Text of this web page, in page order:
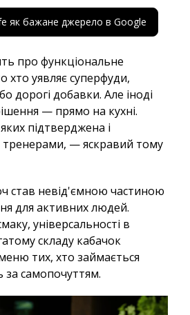
як бажане джерело в Google
про функціональне
хто уявляє суперфуди,
дорогі добавки. Але іноді
— прямо на кухні.
підтверджена і
тренерами, — яскравий тому
став невід'ємною частиною
для активних людей.
універсальності в
складу кабачок
тих, хто займається
за самопочуттям.